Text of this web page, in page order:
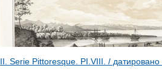
II. Serie Pittoresque. PI.VIII. / датировано